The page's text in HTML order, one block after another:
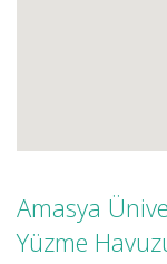
Amasya
Yüzme